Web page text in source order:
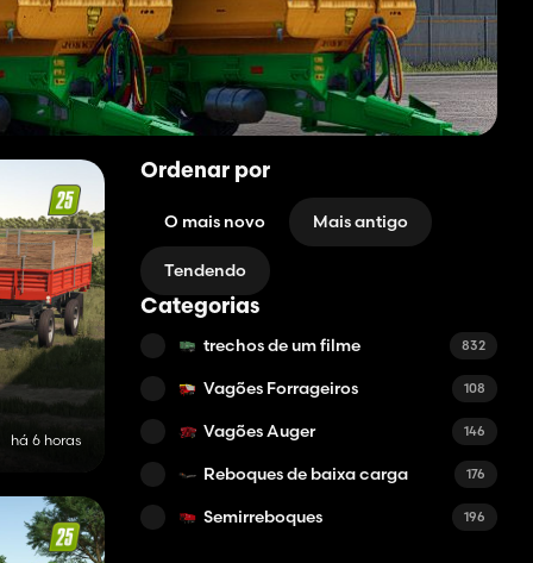
há 6 horas
Ordenar por
O mais novo Mais antigo
Tendendo
Categorias
trechos de um filme 832
Vagões Forrageiros 108
Vagões Auger 146
Reboques de baixa carga 176
Semirreboques 196